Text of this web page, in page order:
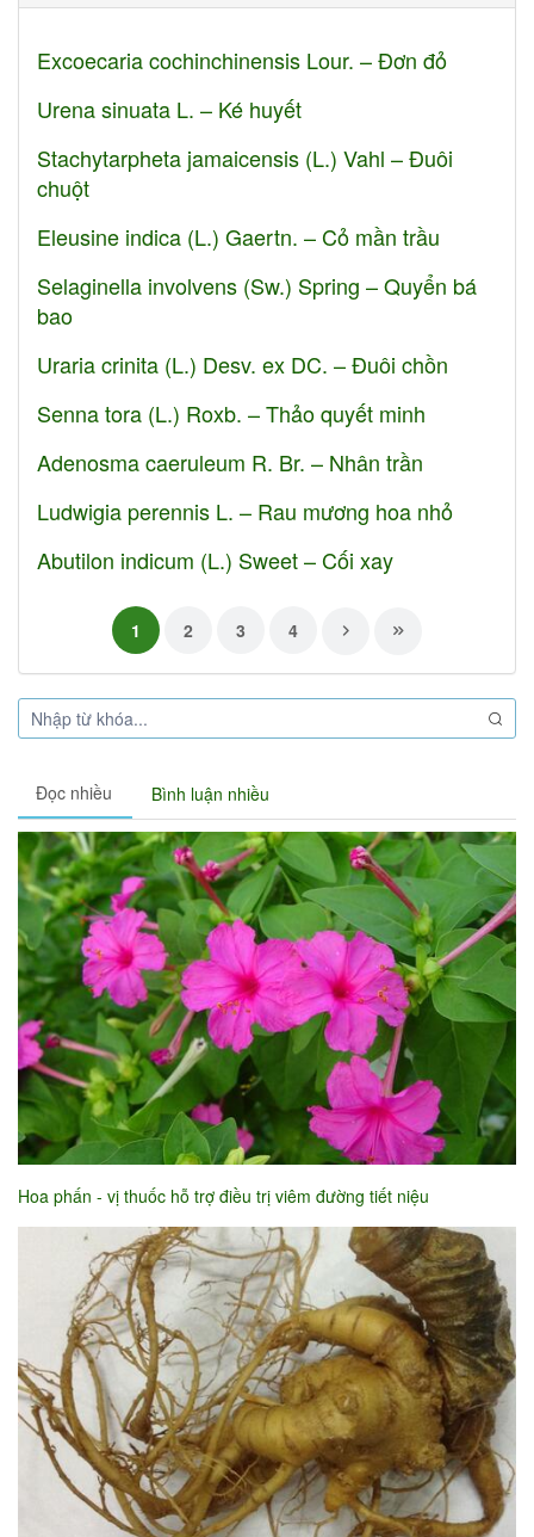
Excoecaria cochinchinensis Lour. – Đơn đỏ
Urena sinuata L. – Ké huyết
Stachytarpheta jamaicensis (L.) Vahl – Đuôi
chuột
Eleusine indica (L.) Gaertn. – Cỏ mần trầu
Selaginella involvens (Sw.) Spring – Quyển bá
bao
Uraria crinita (L.) Desv. ex DC. – Đuôi chồn
Senna tora (L.) Roxb. – Thảo quyết minh
Adenosma caeruleum R. Br. – Nhân trần
Ludwigia perennis L. – Rau mương hoa nhỏ
Abutilon indicum (L.) Sweet – Cối xay
1 2 3 4
Đọc nhiều Bình luận nhiều
Hoa phấn - vị thuốc hỗ trợ điều trị viêm đường tiết niệu